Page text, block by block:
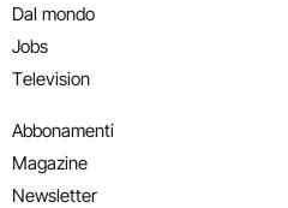
Dal mondo
Jobs
Television
Abbonamenti
Magazine
Newsletter